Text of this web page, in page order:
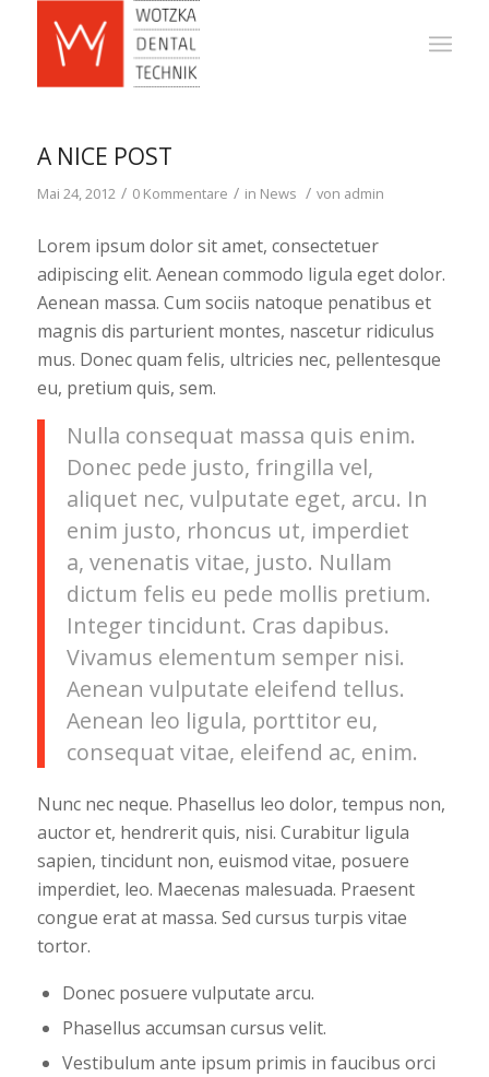
A NICE POST
Mai 24, 2012 / 0 Kommentare / in News / von admin
Lorem ipsum dolor sit amet, consectetuer
adipiscing elit. Aenean commodo ligula eget dolor.
Aenean massa. Cum sociis natoque penatibus et
magnis dis parturient montes, nascetur ridiculus
mus. Donec quam felis, ultricies nec, pellentesque
eu, pretium quis, sem.
Nulla consequat massa quis enim.
Donec pede justo, fringilla vel,
aliquet nec, vulputate eget, arcu. In
enim justo, rhoncus ut, imperdiet
a, venenatis vitae, justo. Nullam
dictum felis eu pede mollis pretium.
Integer tincidunt. Cras dapibus.
Vivamus elementum semper nisi.
Aenean vulputate eleifend tellus.
Aenean leo ligula, porttitor eu,
consequat vitae, eleifend ac, enim.
Nunc nec neque. Phasellus leo dolor, tempus non,
auctor et, hendrerit quis, nisi. Curabitur ligula
sapien, tincidunt non, euismod vitae, posuere
imperdiet, leo. Maecenas malesuada. Praesent
congue erat at massa. Sed cursus turpis vitae
tortor.
Donec posuere vulputate arcu.
Phasellus accumsan cursus velit.
Vestibulum ante ipsum primis in faucibus orci